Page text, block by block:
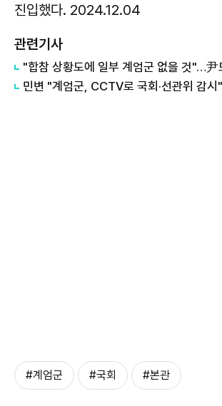
진입했다. 2024.12.04
관련기사
#계엄군 #국회 #본관